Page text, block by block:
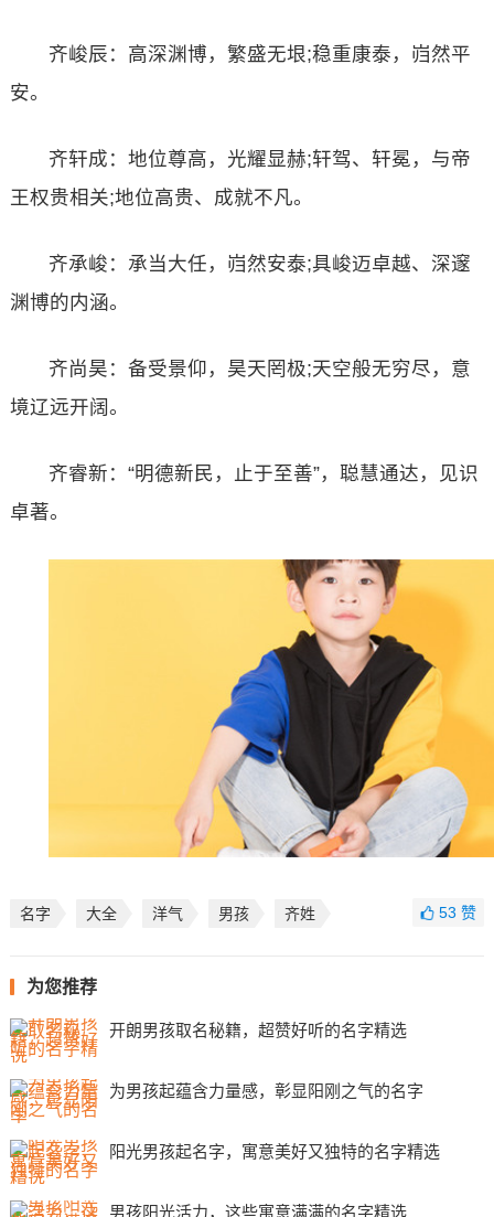
齐峻辰：高深渊博，繁盛无垠;稳重康泰，岿然平
安。
齐轩成：地位尊高，光耀显赫;轩驾、轩冕，与帝
王权贵相关;地位高贵、成就不凡。
齐承峻：承当大任，岿然安泰;具峻迈卓越、深邃
渊博的内涵。
齐尚昊：备受景仰，昊天罔极;天空般无穷尽，意
境辽远开阔。
齐睿新：“明德新民，止于至善”，聪慧通达，见识
卓著。
名字 大全 洋气 男孩 齐姓 53赞
为您推荐
开朗男孩取名秘籍，超赞好听的名字精选
为男孩起蕴含力量感，彰显阳刚之气的名字
阳光男孩起名字，寓意美好又独特的名字精选
男孩阳光活力，这些寓意满满的名字精选